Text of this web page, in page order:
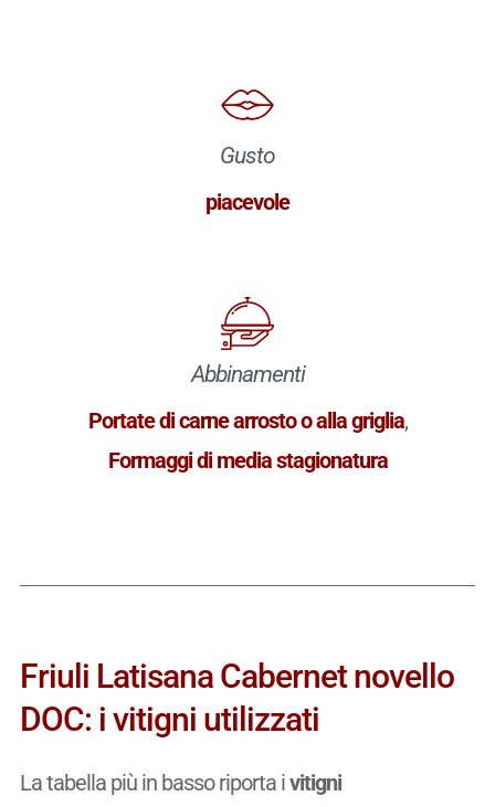
Gusto
piacevole
Abbinamenti
Portate di carne arrosto o alla griglia,
Formaggi di media stagionatura
Friuli Latisana Cabernet novello
DOC: i vitigni utilizzati
La tabella più in basso riporta ivitigni